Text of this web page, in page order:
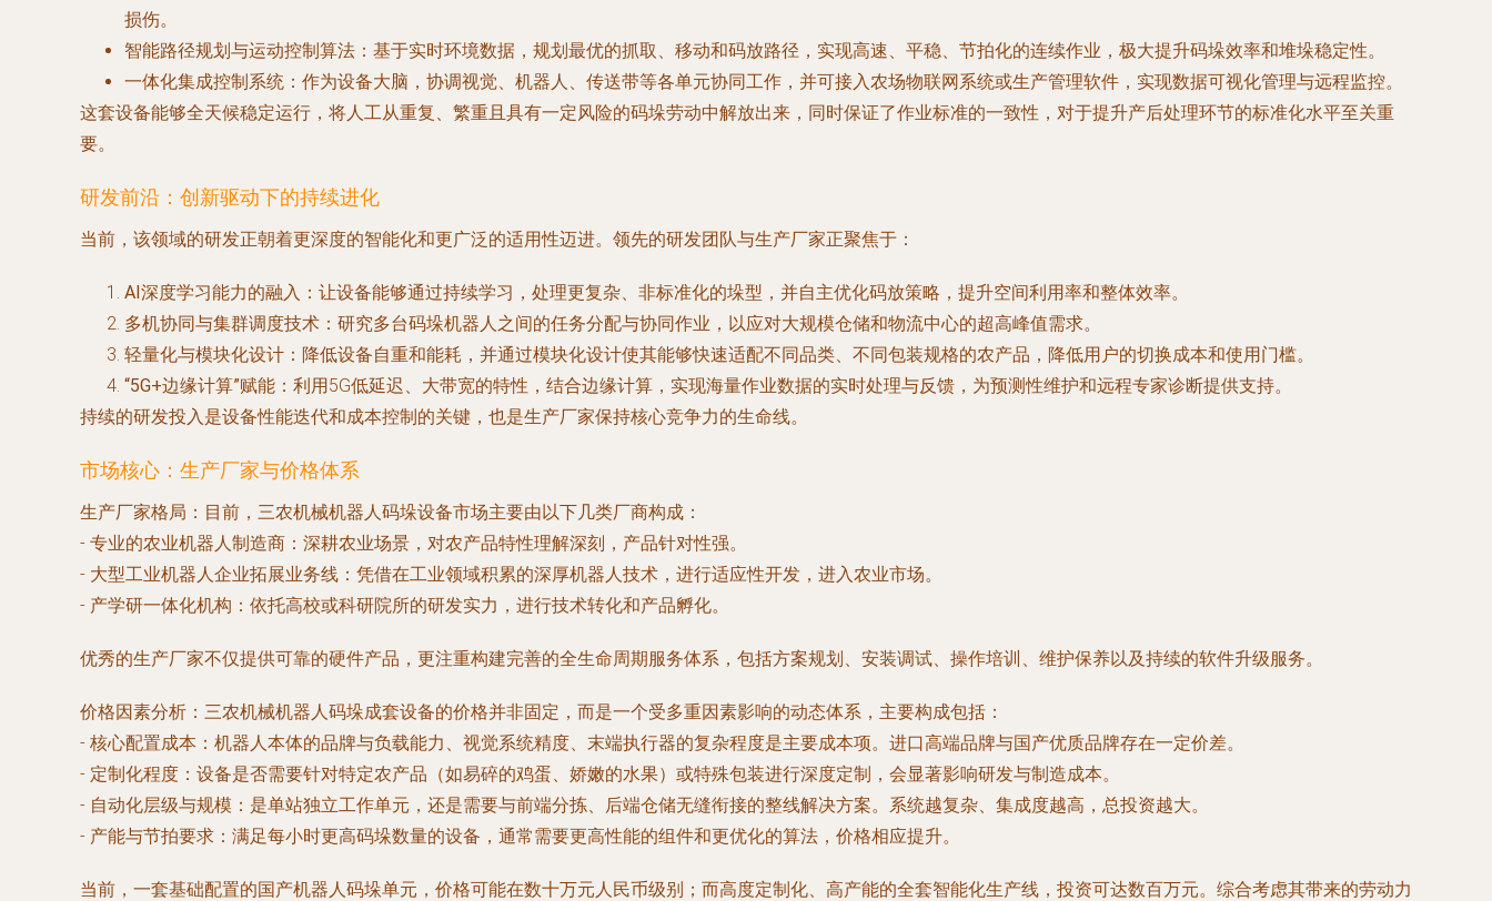
损伤。
智能路径规划与运动控制算法 ：基于实时环境数据，规划最优的抓取、移动和码放路径，实现高速、平稳、节拍化的连续作业，极大提升码垛效率和堆垛稳定性。
一体化集成控制系统 ：作为设备大脑，协调视觉、机器人、传送带等各单元协同工作，并可接入农场物联网系统或生产管理软件，实现数据可视化管理与远程监控。
这套设备能够全天候稳定运行，将人工从重复、繁重且具有一定风险的码垛劳动中解放出来，同时保证了作业标准的一致性，对于提升产后处理环节的标准化水平至关重
要。
研发前沿：创新驱动下的持续进化
当前，该领域的研发正朝着更深度的智能化和更广泛的适用性迈进。领先的研发团队与生产厂家正聚焦于：
AI深度学习能力的融入 ：让设备能够通过持续学习，处理更复杂、非标准化的垛型，并自主优化码放策略，提升空间利用率和整体效率。
多机协同与集群调度技术 ：研究多台码垛机器人之间的任务分配与协同作业，以应对大规模仓储和物流中心的超高峰值需求。
轻量化与模块化设计 ：降低设备自重和能耗，并通过模块化设计使其能够快速适配不同品类、不同包装规格的农产品，降低用户的切换成本和使用门槛。
“5G+边缘计算”赋能 ：利用5G低延迟、大带宽的特性，结合边缘计算，实现海量作业数据的实时处理与反馈，为预测性维护和远程专家诊断提供支持。
持续的研发投入是设备性能迭代和成本控制的关键，也是生产厂家保持核心竞争力的生命线。
市场核心：生产厂家与价格体系
生产厂家格局 ：目前，三农机械机器人码垛设备市场主要由以下几类厂商构成：
- 专业的农业机器人制造商 ：深耕农业场景，对农产品特性理解深刻，产品针对性强。
- 大型工业机器人企业拓展业务线 ：凭借在工业领域积累的深厚机器人技术，进行适应性开发，进入农业市场。
- 产学研一体化机构 ：依托高校或科研院所的研发实力，进行技术转化和产品孵化。
优秀的生产厂家不仅提供可靠的硬件产品，更注重构建完善的全生命周期服务体系，包括方案规划、安装调试、操作培训、维护保养以及持续的软件升级服务。
价格因素分析 ：三农机械机器人码垛成套设备的价格并非固定，而是一个受多重因素影响的动态体系，主要构成包括：
- 核心配置成本 ：机器人本体的品牌与负载能力、视觉系统精度、末端执行器的复杂程度是主要成本项。进口高端品牌与国产优质品牌存在一定价差。
- 定制化程度 ：设备是否需要针对特定农产品（如易碎的鸡蛋、娇嫩的水果）或特殊包装进行深度定制，会显著影响研发与制造成本。
- 自动化层级与规模 ：是单站独立工作单元，还是需要与前端分拣、后端仓储无缝衔接的整线解决方案。系统越复杂、集成度越高，总投资越大。
- 产能与节拍要求 ：满足每小时更高码垛数量的设备，通常需要更高性能的组件和更优化的算法，价格相应提升。
当前，一套基础配置的国产机器人码垛单元，价格可能在数十万元人民币级别；而高度定制化、高产能的全套智能化生产线，投资可达数百万元。综合考虑其带来的劳动力